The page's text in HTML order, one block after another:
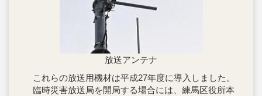
放送アンテナ
これらの放送用機材は平成27年度に導入しました。
臨時災害放送局を開局する場合には、練馬区役所本